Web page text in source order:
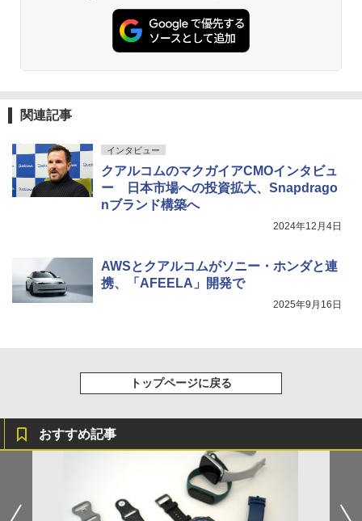
関連記事
インタビュー
クアルコムのマクガイアCMOインタビュ
ー 日本市場への投資拡大、Snapdrago
nブランド構築へ
2024年12月4日
AWSとクアルコムがソニー・ホンダと連
携、「AFEELA」開発で
2025年9月16日
トップページに戻る
おすすめ記事